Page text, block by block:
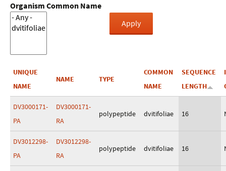
Organism Common Name
UNIQUE
NAME
NAME TYPE
COMMON
NAME
SEQUENCE
LENGTH
DV3000171-
PA
DV3000171-
RA
polypeptide dvitifoliae 16
DV3012298-
PA
DV3012298-
RA
polypeptide dvitifoliae 16